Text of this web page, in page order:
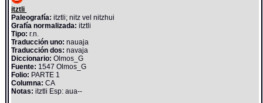
itztli
Paleografía: itztli; nitz vel nitzhui
Grafía normalizada: itztli
Tipo: r.n.
Traducción uno: nauaja
Traducción dos: navaja
Diccionario:Olmos_G
Fuente: 1547 Olmos_G
Folio: PARTE 1
Columna: CA
Notas: itztli Esp: aua--